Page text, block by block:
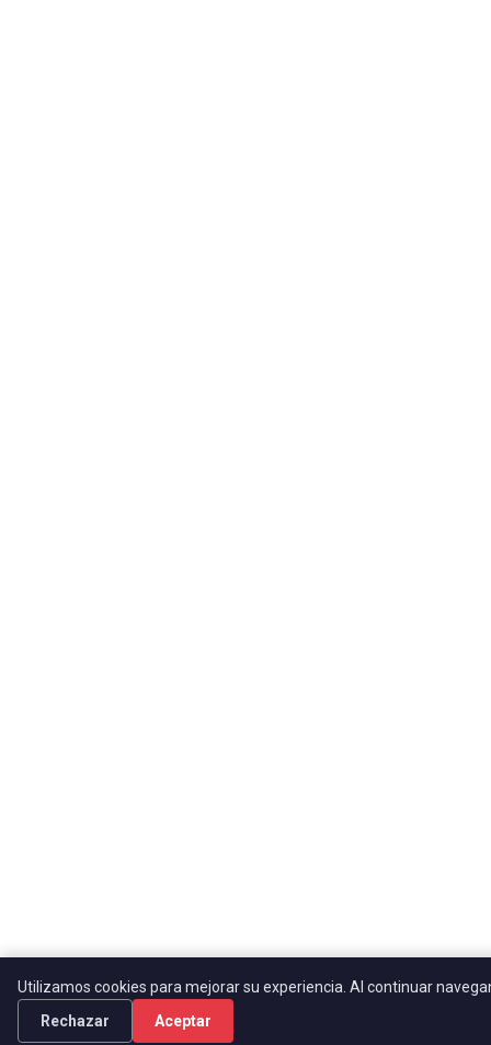
Utilizamos cookies para mejorar su experiencia. Al continuar
Rechazar
Aceptar